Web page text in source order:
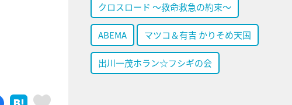
ト
シェア はてブ
クロスロード ～救命救急の約束～
ABEMA マツコ＆有吉 かりそめ天国
出川一茂ホラン☆フシギの会